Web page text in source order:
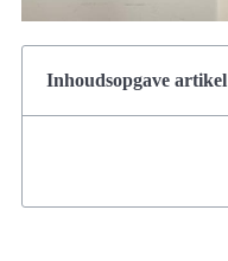
Inhoudsopgave artikel